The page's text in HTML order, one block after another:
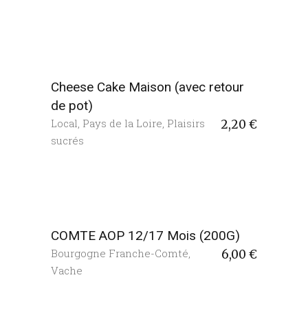
Cheese Cake Maison (avec retour
de pot)
2,20 €
Local, Pays de la Loire, Plaisirs
sucrés
COMTE AOP 12/17 Mois (200G)
6,00 €
Bourgogne Franche-Comté
Vache